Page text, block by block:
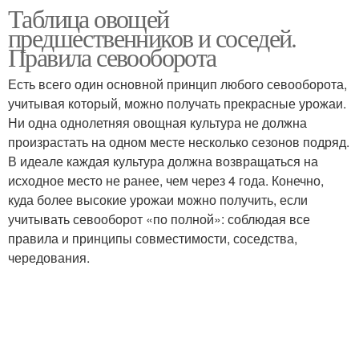
Таблица овощей
предшественников и соседей.
Правила севооборота
Есть всего один основной принцип любого севооборота,
учитывая который, можно получать прекрасные урожаи.
Ни одна однолетняя овощная культура не должна
произрастать на одном месте несколько сезонов подряд.
В идеале каждая культура должна возвращаться на
исходное место не ранее, чем через 4 года. Конечно,
куда более высокие урожаи можно получить, если
учитывать севооборот «по полной»: соблюдая все
правила и принципы совместимости, соседства,
чередования.